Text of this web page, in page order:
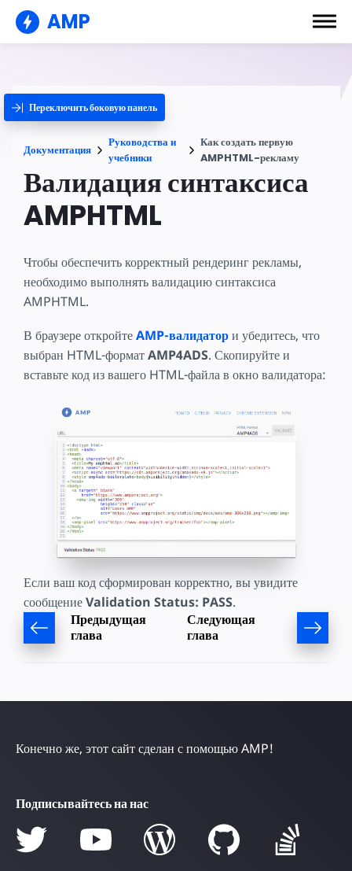
AMP
Переключить боковую панель
Документация
Руководства и
учебники
Как создать первую
AMPHTML-рекламу
Валидация синтаксиса
AMPHTML
Чтобы обеспечить корректный рендеринг рекламы,
необходимо выполнять валидацию синтаксиса
AMPHTML.
В браузере откройтеAMP-валидатори убедитесь, что
выбран HTML-форматAMP4ADS. Скопируйте и
вставьте код из вашего HTML-файла в окно валидатора:
Если ваш код сформирован корректно, вы увидите
сообщениеValidation Status: PASS.
Предыдущая
глава
Следующая
глава
Конечно же, этот сайт сделан с помощью AMP!
Подписывайтесь на нас